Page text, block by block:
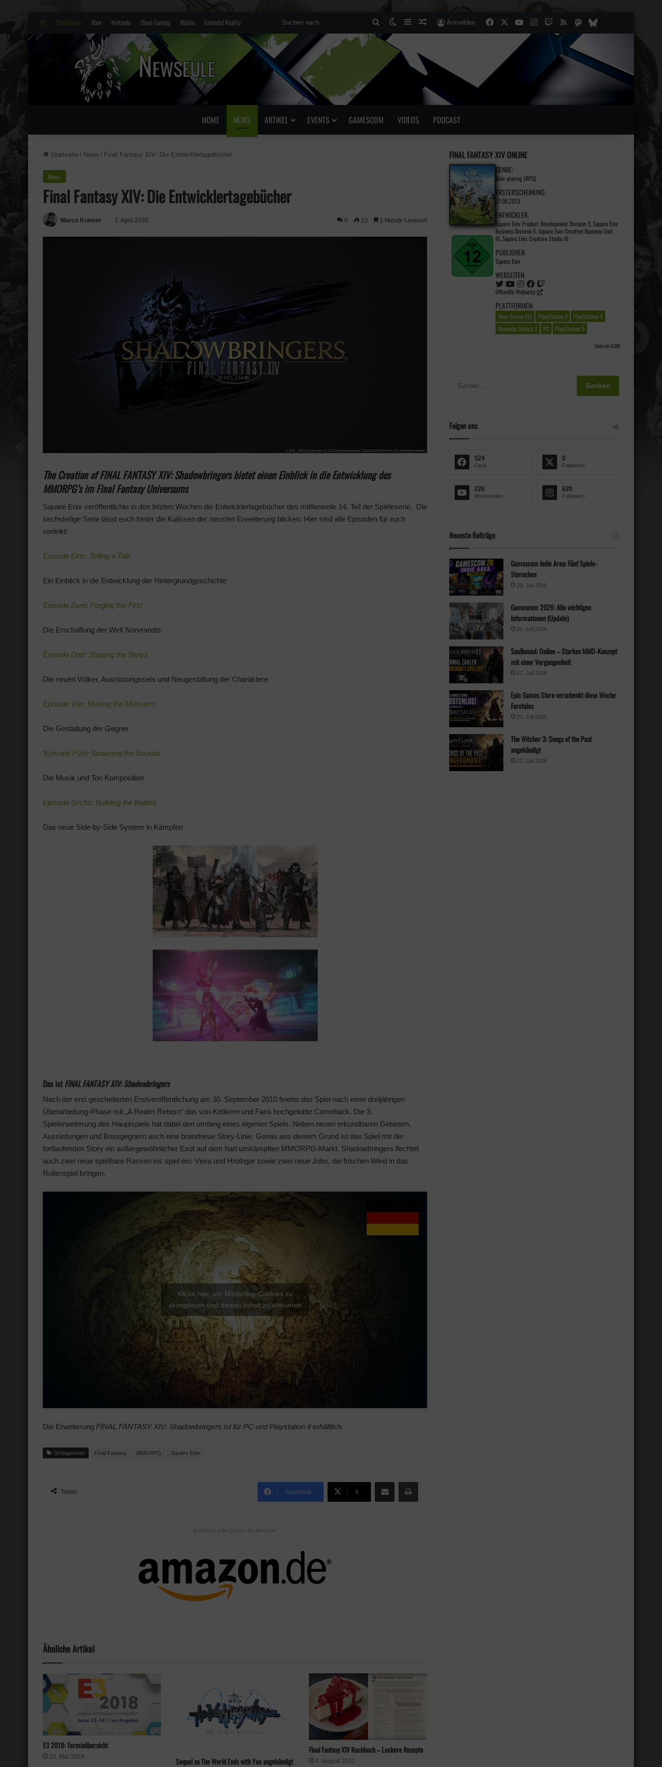
PC PlayStation Xbox Nintendo Cloud Gaming Mobile Extended Reality Suchen
nach
Skin umschalten
SidebarZufälliger Artikel
Anmelden Facebook YouTubeInstagram
TwitchRSS Mastodon
HOME NEWS ARTIKEL EVENTS GAMESCOM VIDEOS PODCAST
Startseite / News / Final Fantasy XIV: Die Entwicklertagebücher
News
Final Fantasy XIV: Die Entwicklertagebücher
Marco Krämer 2. April 2020 0 12 1 Minute Lesezeit
The Creation of FINAL FANTASY XIV: Shadowbringers bietet einen Einblick in die Entwicklung des
MMORPG’s im Final Fantasy Universums
Square Enix veröffentlichte in den letzten Wochen die Entwicklertagebücher des mittlerweile 14. Teil der Spieleserie. Die
sechsteilige Serie lässt euch hinter die Kulissen der neusten Erweiterung blicken. Hier sind alle Episoden für euch
verlinkt:
Episode Eins: Telling a Tale
Ein Einblick in die Entwicklung der Hintergrundgeschichte
Episode Zwei: Forging the First
Die Erschaffung der Welt Norvrandts
Episode Drei: Shaping the Styles
Die neuen Völker, Ausrüstungssets und Neugestaltung der Charaktere
Episode Vier: Making the Monsters
Die Gestaltung der Gegner
‘Episode Fünf: Spawning the Sounds
Die Musik und Ton Komposition
Episode Sechs: Building the Battles
Das neue Side-by-Side System in Kämpfen
Das ist FINAL FANTASY XIV: Shadowbringers
Nach der erst gescheiterten Erstveröffentlichung am 30. September 2010 feierte das Spiel nach einer dreijährigen
Überarbeitung-Phase mit „A Realm Reborn“ das von Kritikern und Fans hochgelobte Comeback. Die 3.
Spielerweiterung des Hauptspiels hat dabei den umfang eines eigenen Spiels. Neben neuen erkundbaren Gebieten,
Ausrüstungen und Bossgegnern auch eine brandneue Story-Linie. Genau aus diesem Grund ist das Spiel mit der
fortlaufenden Story ein außergewöhnlicher Exot auf dem hart umkämpften MMORPG-Markt. Shadowbringers flechtet
auch zwei neue spielbare Rassen ins spiel ein: Viera und Hrothgar sowie zwei neue Jobs, die frischen Wind in das
Rollenspiel bringen.
Klicke hier, um Marketing-Cookies zu
akzeptieren und diesen Inhalt zu aktivieren
Die Erweiterung FINAL FANTASY XIV: Shadowbringers ist für PC und Playstation 4 erhältlich.
Schlagwörter Final Fantasy MMORPG Square Enix
Teilen Facebook X
Entdecke tolle Games bei Amazon!
Ähnliche Artikel
E3 2018: Terminübersicht
16. Mai 2018 Sequel zu The World Ends with You angekündigt
Final Fantasy XIV Kochbuch – Leckere Rezepte
4. August 2021
FINAL FANTASY XIV ONLINE
GENRE:
Role-playing (RPG)
ERSTERSCHEINUNG:
27.08.2013
ENTWICKLER:
Square Enix Product Development Division 3 ,Square Enix
Business Division 5 ,Square Enix Creative Business Unit
III ,Square Enix Creative Studio III
PUBLISHER:
Square Enix
WEBSEITEN:
Offizielle Webseite
PLATTFORMEN:
Xbox Series X|S PlayStation 3
PlayStation 4
Nintendo Switch 2
PC PlayStation 5
*data viaIGDB
c
Folgen uns
524
Fans
0
Followers
226
Abonnenten
620
Followers
Neueste Beiträge
Gamescom Indie Area: Fünf Spiele-
Sternchen
29. Juli 2026
Gamescom 2026: Alle wichtigen
Informationen (Update)
29. Juli 2026
Soulbound: Online – Starkes MMO-Konzept
mit einer Vergangenheit
27. Juli 2026
Epic Games Store verschenkt diese Woche
Foretales
23. Juli 2026
The Witcher 3: Songs of the Past
angekündigt
22. Juli 2026